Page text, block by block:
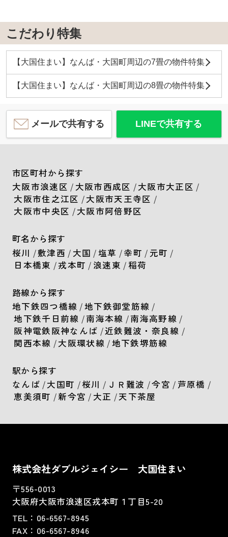
こだわり特集
【大国住まい】なんば・大国町周辺の7畳の物件特集
【大国住まい】なんば・大国町周辺の8畳の物件特集
メールで共有する LINEで共有する
市区町村から探す
大阪市浪速区 / 大阪市西成区 /大阪市大正区 /
大阪市住之江区 /大阪市天王寺区 /
大阪市中央区 /大阪市阿倍野区
町名から探す
桜川 /敷津西 / 大国 /塩草 /幸町 / 元町 /
日本橋東 /戎本町 / 浪速東 /稲荷
路線から探す
地下鉄四つ橋線 /地下鉄御堂筋線 /
地下鉄千日前線 /南海本線 /南海高野線 /
阪神電鉄阪神なんば /近鉄難波・奈良線 /
関西本線 /大阪環状線 /地下鉄堺筋線
駅から探す
なんば /大国町 /桜川 / ＪＲ難波 /今宮 / 芦原橋 /
恵美須町 /新今宮 / 大正 /天下茶屋
株式会社ダブルジェイシー 大国住まい
〒556-0013
大阪府大阪市浪速区戎本町１丁目5-20
TEL： 06-6567-8945
FAX：06-6567-8946